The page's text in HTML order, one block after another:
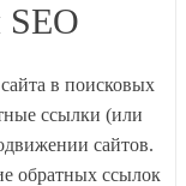
SEO
в поисковых
ссылки (или
сайтов.
обратных ссылок